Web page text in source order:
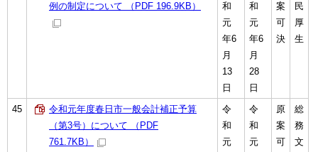
例の制定について （PDF 196.9KB）
和
元
年6
月
13
日
和
元
年6
月
28
日
案
可
決
民
厚
生
45
令和元年度春日市一般会計補正予算
（第3号）について （PDF
761.7KB）
令
和
元
令
和
元
原
案
可
総
務
文